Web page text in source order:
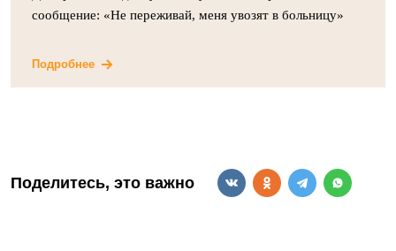
сообщение: «Не переживай, меня увозят в больницу»
Подробнее
Поделитесь, это важно